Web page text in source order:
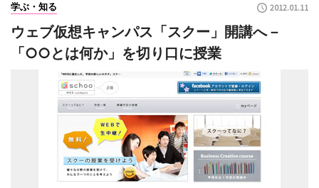
学ぶ・知る 2012.01.11
ウェブ仮想キャンパス「スクー」開講へ－
「○○とは何か」を切り口に授業